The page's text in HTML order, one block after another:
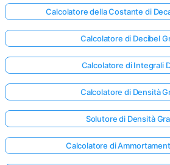
Calcolatore della Costante di
Calcolatore di Decibel
Calcolatore di Integrali
Calcolatore di Densità
Solutore di Densità
Calcolatore di